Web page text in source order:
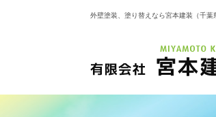
外壁塗装、塗り替えなら宮本建装（千葉